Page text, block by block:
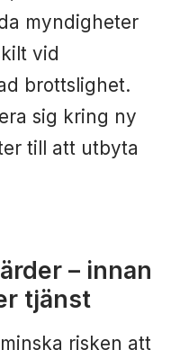
myndigheter
vid
brottslighet.
sig kring ny
till att utbyta
– innan
tjänst
risken att